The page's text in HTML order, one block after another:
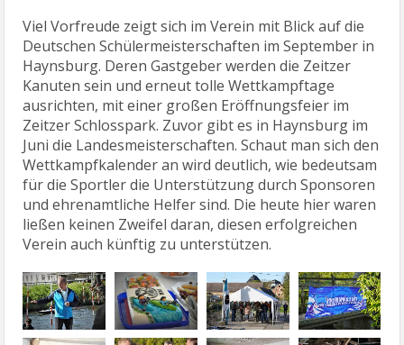
Viel Vorfreude zeigt sich im Verein mit Blick auf die
Deutschen Schülermeisterschaften im September in
Haynsburg. Deren Gastgeber werden die Zeitzer
Kanuten sein und erneut tolle Wettkampftage
ausrichten, mit einer großen Eröffnungsfeier im
Zeitzer Schlosspark. Zuvor gibt es in Haynsburg im
Juni die Landesmeisterschaften. Schaut man sich den
Wettkampfkalender an wird deutlich, wie bedeutsam
für die Sportler die Unterstützung durch Sponsoren
und ehrenamtliche Helfer sind. Die heute hier waren
ließen keinen Zweifel daran, diesen erfolgreichen
Verein auch künftig zu unterstützen.